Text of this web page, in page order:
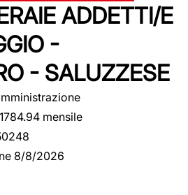
ADDETTI/E
-
- SALUZZESE
1784.94 mensile
8/8/2026